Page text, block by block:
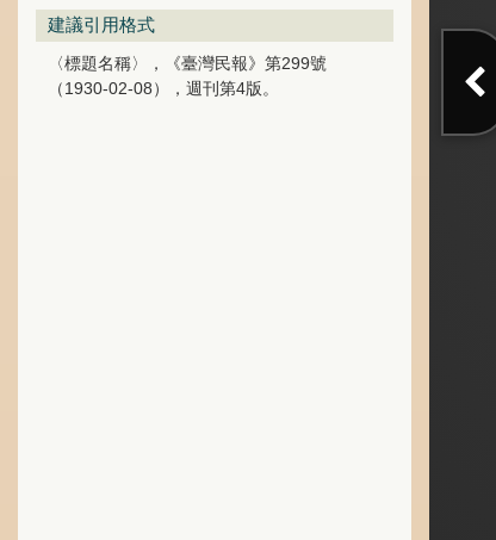
建議引用格式
〈標題名稱〉，《臺灣民報》第299號
（1930-02-08），週刊第4版。